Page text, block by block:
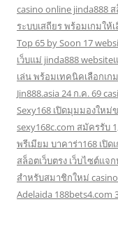
casino online jinda888
ระบบเสถียร พร้อมเกมให้
Top 65 by Soon 17
เว็บแม่ jinda888
เล่น พร้อมเทคนิคเลือกเก
Jin888.asia 24 ก.ค. 69
Sexy168 เปิดมุมมองใหม่
sexy168c.com สมัครรับ
พรีเมียม บาคาร่า168 เปิด
สล็อตเว็บตรง เว็บไซต์แ
สำหรับสมาชิกใหม่
Adelaida 188bets4.com